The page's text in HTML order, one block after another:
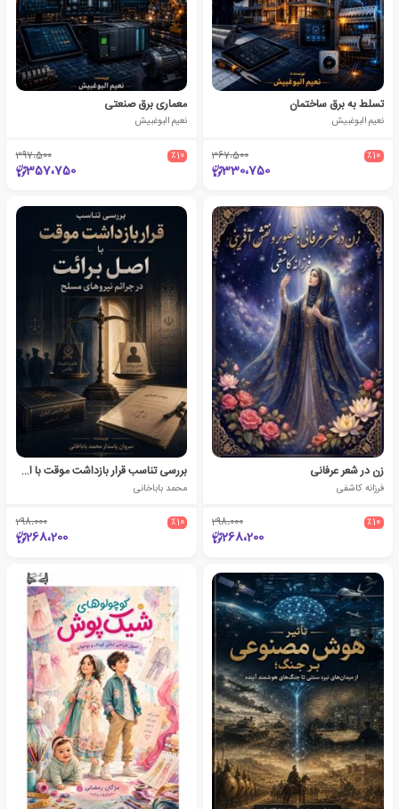
تسلط به برق ساختمان
نعیم البوغبیش
٪10 367،500
330،750
معماری برق صنعتی
نعیم البوغبیش
٪10 397،500
357،750
زن در شعر عرفانی
فرزانه کاشفی
٪10 298،000
268،200
بررسی تناسب قرار بازداشت موقت با اصل برائت
محمد باباخانی
٪10 298،000
268،200